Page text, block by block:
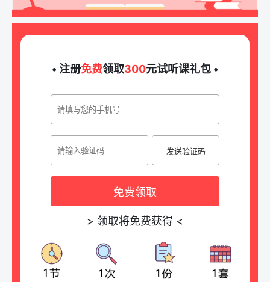
• 注册免费领取300元试听课礼包 •
发送验证码
免费领取
> 领取将免费获得 <